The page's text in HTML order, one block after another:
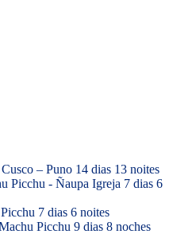
– Puno 14 dias 13 noites
Picchu - Ñaupa Igreja 7 dias 6
7 dias 6 noites
Picchu 9 dias 8 noches